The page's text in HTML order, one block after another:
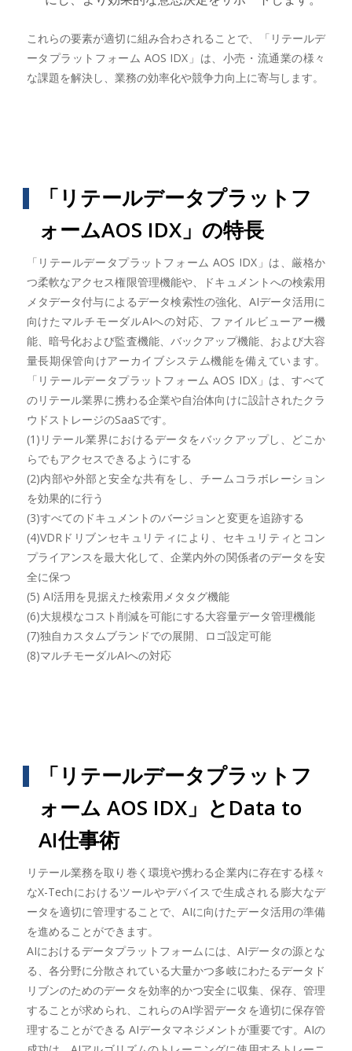
これらの要素が適切に組み合わされることで、「リテールデ
ータプラットフォーム AOS IDX」は、小売・流通業の様々
な課題を解決し、業務の効率化や競争力向上に寄与します。
「リテールデータプラットフ
ォームAOS IDX」の特長
「リテールデータプラットフォーム AOS IDX」は、厳格か
つ柔軟なアクセス権限管理機能や、ドキュメントへの検索用
メタデータ付与によるデータ検索性の強化、AIデータ活用に
向けたマルチモーダルAIへの対応、ファイルビューアー機
能、暗号化および監査機能、バックアップ機能、および大容
量長期保管向けアーカイブシステム機能を備えています。
「リテールデータプラットフォーム AOS IDX」は、すべて
のリテール業界に携わる企業や自治体向けに設計されたクラ
ウドストレージのSaaSです。
(1)リテール業界におけるデータをバックアップし、どこか
らでもアクセスできるようにする
(2)内部や外部と安全な共有をし、チームコラボレーション
を効果的に行う
(3)すべてのドキュメントのバージョンと変更を追跡する
(4)VDRドリブンセキュリティにより、セキュリティとコン
プライアンスを最大化して、企業内外の関係者のデータを安
全に保つ
(5) AI活用を見据えた検索用メタタグ機能
(6)大規模なコスト削減を可能にする大容量データ管理機能
(7)独自カスタムブランドでの展開、ロゴ設定可能
(8)マルチモーダルAIへの対応
「リテールデータプラットフ
ォーム AOS IDX」とData to
AI仕事術
リテール業務を取り巻く環境や携わる企業内に存在する様々
なX-Techにおけるツールやデバイスで生成される膨大なデ
ータを適切に管理することで、AIに向けたデータ活用の準備
を進めることができます。
AIにおけるデータプラットフォームには、AIデータの源とな
る、各分野に分散されている大量かつ多岐にわたるデータド
リブンのためのデータを効率的かつ安全に収集、保存、管理
することが求められ、これらのAI学習データを適切に保存管
理することができる AIデータマネジメントが重要です。AIの